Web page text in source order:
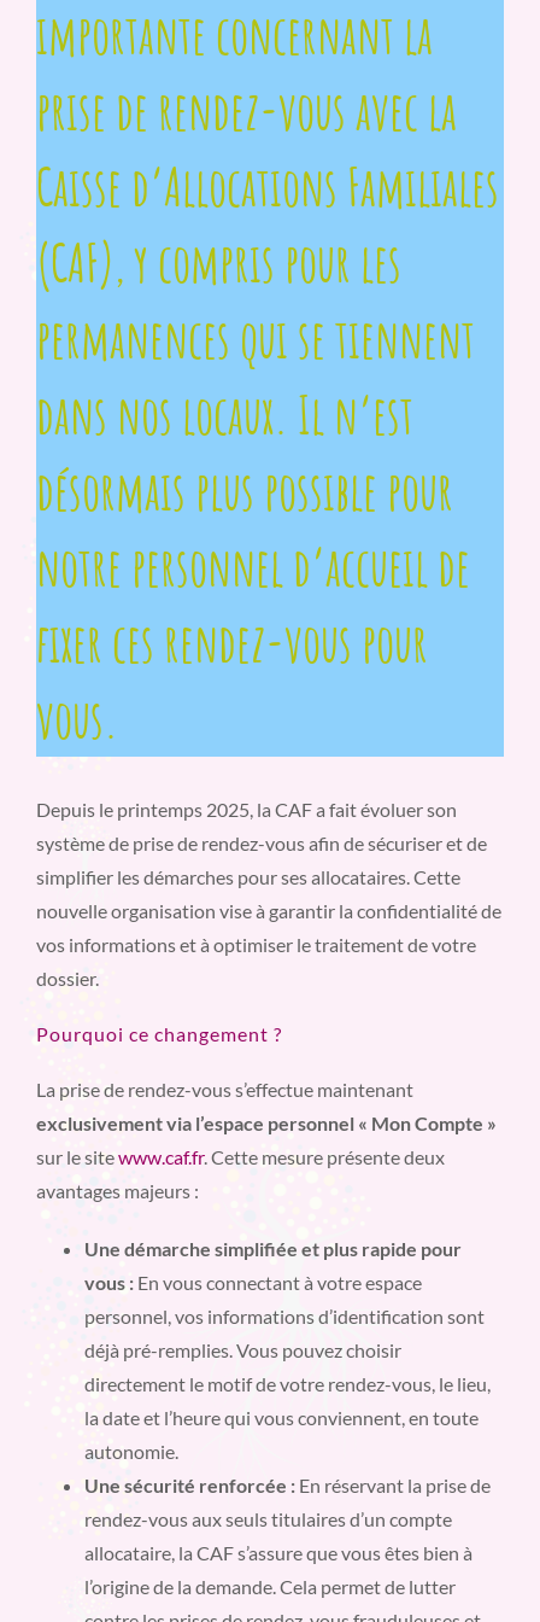
importante concernant la
prise de rendez-vous avec la
Caisse d’Allocations Familiales
(CAF), y compris pour les
permanences qui se tiennent
dans nos locaux. Il n’est
désormais plus possible pour
notre personnel d’accueil de
fixer ces rendez-vous pour
vous.
Depuis le printemps 2025, la CAF a fait évoluer son
système de prise de rendez-vous afin de sécuriser et de
simplifier les démarches pour ses allocataires. Cette
nouvelle organisation vise à garantir la confidentialité de
vos informations et à optimiser le traitement de votre
dossier.
Pourquoi ce changement ?
La prise de rendez-vous s’effectue maintenant
exclusivement via l’espace personnel « Mon Compte »
sur le sitewww.caf.fr. Cette mesure présente deux
avantages majeurs :
Une démarche simplifiée et plus rapide pour
vous : En vous connectant à votre espace
personnel, vos informations d’identification sont
déjà pré-remplies. Vous pouvez choisir
directement le motif de votre rendez-vous, le lieu,
la date et l’heure qui vous conviennent, en toute
autonomie.
Une sécurité renforcée : En réservant la prise de
rendez-vous aux seuls titulaires d’un compte
allocataire, la CAF s’assure que vous êtes bien à
l’origine de la demande. Cela permet de lutter